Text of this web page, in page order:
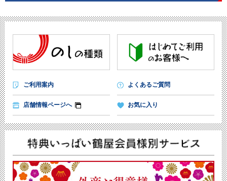
ご利用案内 よくあるご質問
店舗情報ページへ お気に入り